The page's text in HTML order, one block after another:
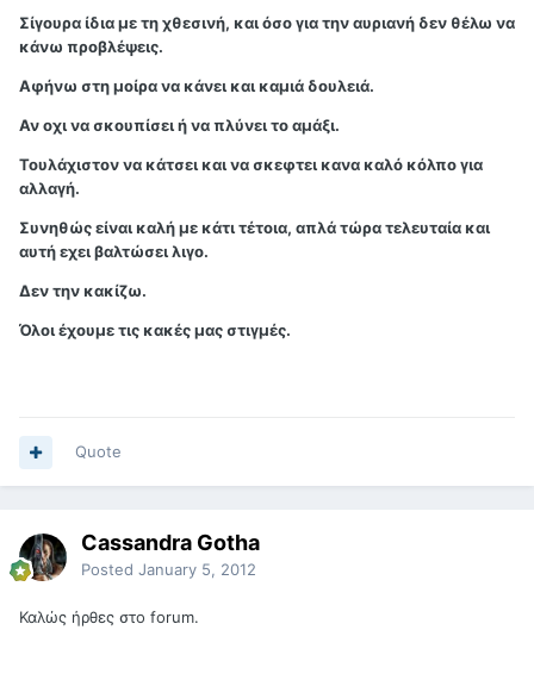
Σίγουρα ίδια με τη χθεσινή, και όσο για την αυριανή δεν θέλω να
κάνω προβλέψεις.
Αφήνω στη μοίρα να κάνει και καμιά δουλειά.
Αν οχι να σκουπίσει ή να πλύνει το αμάξι.
Τουλάχιστον να κάτσει και να σκεφτει κανα καλό κόλπο για
αλλαγή.
Συνηθώς είναι καλή με κάτι τέτοια, απλά τώρα τελευταία και
αυτή εχει βαλτώσει λιγο.
Δεν την κακίζω.
Όλοι έχουμε τις κακές μας στιγμές.
Quote
Cassandra Gotha
Posted January 5, 2012
Καλώς ήρθες στο forum.